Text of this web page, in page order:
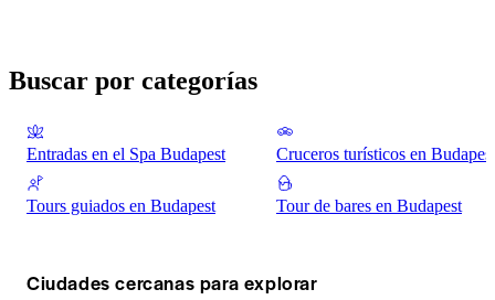
Buscar por categorías
Entradas en el Spa Budapest Cruceros turísticos en Budapest
Tours guiados en Budapest Tour de bares en Budapest
Ciudades cercanas para explorar